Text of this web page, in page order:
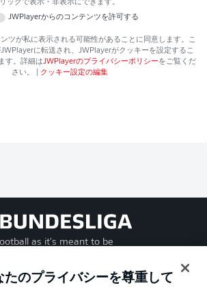
リックで表示・非表示にできます。
JWPlayerからのコンテンツを許可する
ツが私に表示される可能性があることに同意します。こ
JWPlayerに転送され、 JWPlayerがクッキーを設定するこ
す。詳細はJWPlayerのプライバシーポリシーをご覧くだ
さい。
クッキー設定の編集
as it's meant to be
たのプライバシーを尊重して